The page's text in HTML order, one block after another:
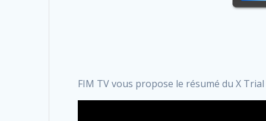
FIM TV vous propose le résumé du X